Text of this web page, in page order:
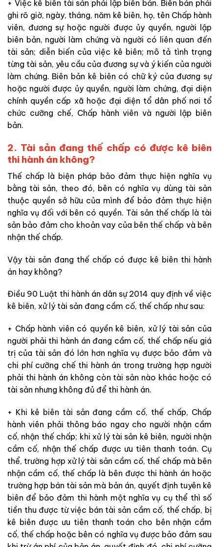
+ Việc kê biên tài sản phải lập biên bản. Biên bản phải
ghi rõ giờ, ngày, tháng, năm kê biên, họ, tên Chấp hành
viên, đương sự hoặc người được ủy quyền, người lập
biên bản, người làm chứng và người có liên quan đến
tài sản; diễn biến của việc kê biên; mô tả tình trạng
từng tài sản, yêu cầu của đương sự và ý kiến của người
làm chứng. Biên bản kê biên có chữ ký của đương sự
hoặc người được ủy quyền, người làm chứng, đại diện
chính quyền cấp xã hoặc đại diện tổ dân phố nơi tổ
chức cưỡng chế, Chấp hành viên và người lập biên
bản.
2. Tài sản đang thế chấp có được kê biên
thi hành án không?
Thế chấp là biện pháp bảo đảm thực hiện nghĩa vụ
bằng tài sản, theo đó, bên có nghĩa vụ dùng tài sản
thuộc quyền sở hữu của mình để bảo đảm thực hiện
nghĩa vụ đối với bên có quyền. Tài sản thế chấp là tài
sản bảo đảm cho khoản vay của bên thế chấp và bên
nhận thế chấp.
Vậy tài sản đang thế chấp có được kê biên thi hành
án hay không?
Điều 90 Luật thi hành án dân sự 2014 quy định về việc
kê biên, xử lý tài sản đang cầm cố, thế chấp như sau:
+ Chấp hành viên có quyền kê biên, xử lý tài sản của
người phải thi hành án đang cầm cố, thế chấp nếu giá
trị của tài sản đó lớn hơn nghĩa vụ được bảo đảm và
chi phí cưỡng chế thi hành án trong trường hợp người
phải thi hành án không còn tài sản nào khác hoặc có
tài sản nhưng không đủ để thi hành án.
+ Khi kê biên tài sản đang cầm cố, thế chấp, Chấp
hành viên phải thông báo ngay cho người nhận cầm
cố, nhận thế chấp; khi xử lý tài sản kê biên, người nhận
cầm cố, nhận thế chấp được ưu tiên thanh toán. Cụ
thể, trường hợp xử lý tài sản cầm cố, thế chấp mà bên
nhận cầm cố, thế chấp là bên được thi hành án hoặc
trường hợp bán tài sản mà bản án, quyết định tuyên kê
biên để bảo đảm thi hành một nghĩa vụ cụ thể thì số
tiền thu được từ việc bán tài sản cầm cố, thế chấp, bị
kê biên được ưu tiên thanh toán cho bên nhận cầm
cố, thế chấp hoặc bên có nghĩa vụ được bảo đảm sau